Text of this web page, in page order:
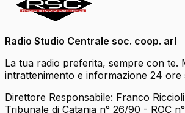
Radio Studio Centrale soc. coop. arl
La tua radio preferita, sempre con te.
intrattenimento e informazione 24 ore
Direttore Responsabile: Franco Riccioli
Tribunale di Catania n° 26/90 - ROC